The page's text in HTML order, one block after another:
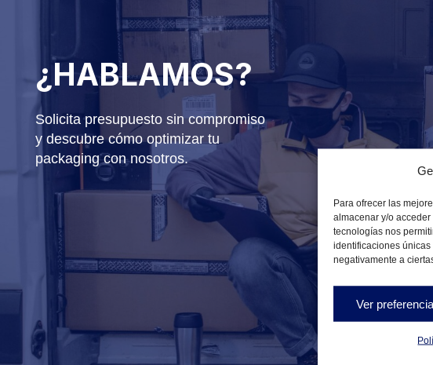
Para ofrecer las
almacenar y/o
tecnologías nos
identificaciones
negativamente a
Ver
¿HABLAMOS?
Solicita presupuesto sin compromiso
y descubre cómo optimizar tu
packaging con nosotros.